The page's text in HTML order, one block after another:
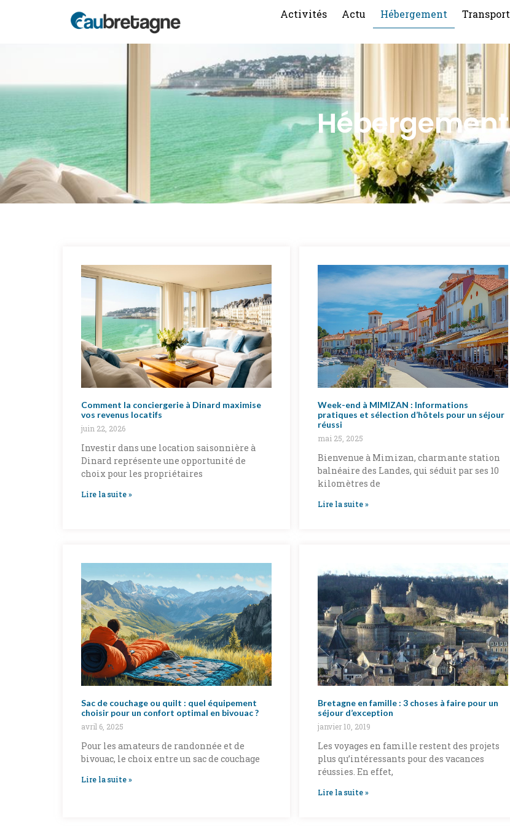
Activités Actu Hébergement Transport
Hébergement
Comment la conciergerie à Dinard maximise
vos revenus locatifs
juin 22, 2026
Investir dans une location saisonnière à
Dinard représente une opportunité de
choix pour les propriétaires
Lire la suite »
Week-end à MIMIZAN : Informations
pratiques et sélection d’hôtels pour un séjour
réussi
mai 25, 2025
Bienvenue à Mimizan, charmante station
balnéaire des Landes, qui séduit par ses 10
kilomètres de
Lire la suite »
Sac de couchage ou quilt : quel équipement
choisir pour un confort optimal en bivouac ?
avril 6, 2025
Pour les amateurs de randonnée et de
bivouac, le choix entre un sac de couchage
Lire la suite »
Bretagne en famille : 3 choses à faire pour un
séjour d’exception
janvier 10, 2019
Les voyages en famille restent des projets
plus qu’intéressants pour des vacances
réussies. En effet,
Lire la suite »